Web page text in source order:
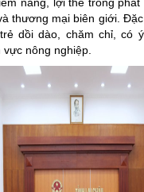
thương mại biên giới.
dồi dào, chăm chỉ, có
nông nghiệp.